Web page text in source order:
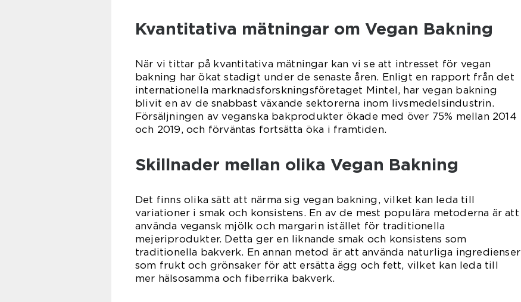
Kvantitativa mätningar om Vegan Bakning
När vi tittar på kvantitativa mätningar kan vi se att intresset för vegan
bakning har ökat stadigt under de senaste åren. Enligt en rapport från det
internationella marknadsforskningsföretaget Mintel, har vegan bakning
blivit en av de snabbast växande sektorerna inom livsmedelsindustrin.
Försäljningen av veganska bakprodukter ökade med över 75% mellan 2014
och 2019, och förväntas fortsätta öka i framtiden.
Skillnader mellan olika Vegan Bakning
Det finns olika sätt att närma sig vegan bakning, vilket kan leda till
variationer i smak och konsistens. En av de mest populära metoderna är att
använda vegansk mjölk och margarin istället för traditionella
mejeriprodukter. Detta ger en liknande smak och konsistens som
traditionella bakverk. En annan metod är att använda naturliga ingredienser
som frukt och grönsaker för att ersätta ägg och fett, vilket kan leda till
mer hälsosamma och fiberrika bakverk.